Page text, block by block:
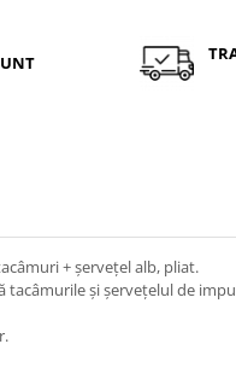
+ șervețel alb, pliat.
tacâmurile și șervețelul de